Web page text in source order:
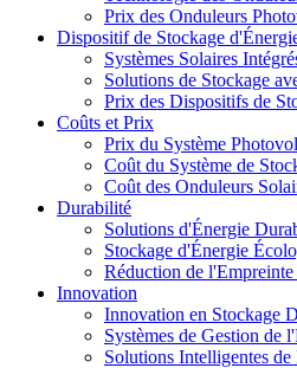
Prix des Onduleurs
Dispositif de Stockage
Systèmes Solaires
Solutions de Stockage
Prix des Dispositifs de
Coûts et Prix
Prix du Système
Coût du Système de
Coût des Onduleurs
Durabilité
Solutions d'Énergie
Stockage d'Énergie
Réduction de
Innovation
Innovation en Stockage
Systèmes de Gestion de
Solutions Intelligentes de